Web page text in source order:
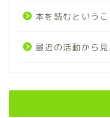
本を読むというこ
最近の活動から